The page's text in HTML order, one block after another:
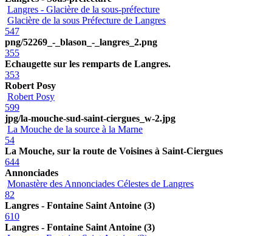
Langres - Glacière de la sous-préfecture
Glacière de la sous Préfecture de Langres
547
png/52269_-_blason_-_langres_2.png
355
Echaugette sur les remparts de Langres.
353
Robert Posy
Robert Posy
599
jpg/la-mouche-sud-saint-ciergues_w-2.jpg
La Mouche de la source à la Marne
54
La Mouche, sur la route de Voisines à Saint-Ciergues
644
Annonciades
Monastère des Annonciades Célestes de Langres
82
Langres - Fontaine Saint Antoine (3)
610
Langres - Fontaine Saint Antoine (3)